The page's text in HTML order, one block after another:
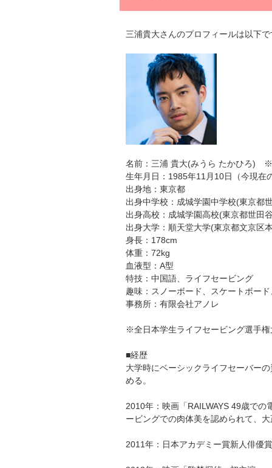
三浦貴大さんのプロフィールは以下で
名前：三浦 貴大(みうら たかひろ)
生年月日：1985年11月10日（今現在
出身地：東京都
出身中学校：成城学園中学校(東京都
出身高校：成城学園高校(東京都世田
出身大学：順天堂大学(東京都文京区
身長：178cm
体重：72kg
血液型：A型
特技：中国語、ライフセービング
趣味：スノーボード、スケートボー
事務所：有限会社アノレ
※全日本学生ライフセービング選手権
■経歴
大学時にベーシックライフセーバー
める。
2010年：映画「RAILWAYS 49歳で
ービングでの肉体美を認められて、
2011年：日本アカデミー賞新人俳優